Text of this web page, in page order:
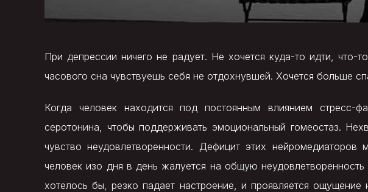
При депрессии ничего не радует. Не хочется куда-то идти,
часового сна чувствуешь себя не отдохнувшей. Хочется больше
Когда человек находится под постоянным влиянием стресс-
серотонина, чтобы поддерживать эмоциональный гомеостаз.
чувство неудовлетворенности. Дефицит этих
человек изо дня в день жалуется на общую
хотелось бы, резко падает настроение, и проявляется